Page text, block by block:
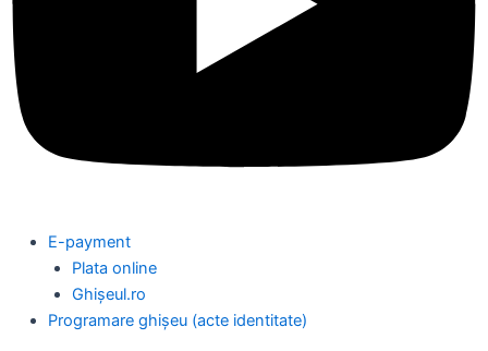
E-payment
Plata online
Ghișeul.ro
Programare ghișeu (acte identitate)